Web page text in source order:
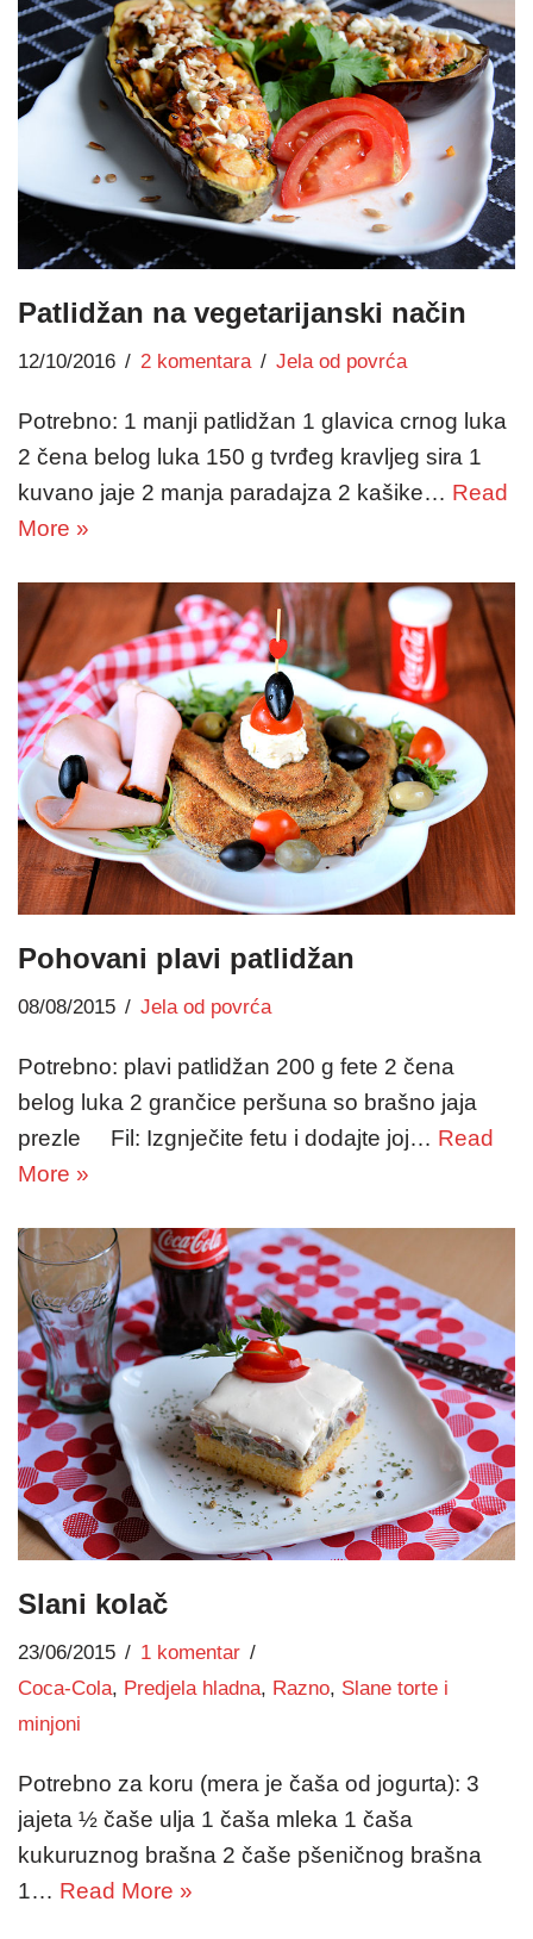
Patlidžan na vegetarijanski način
12/10/2016 2 komentara Jela od povrća
Potrebno: 1 manji patlidžan 1 glavica crnog luka
2 čena belog luka 150 g tvrđeg kravljeg sira 1
kuvano jaje 2 manja paradajza 2 kašike… Read
More »
Pohovani plavi patlidžan
08/08/2015 Jela od povrća
Potrebno: plavi patlidžan 200 g fete 2 čena
belog luka 2 grančice peršuna so brašno jaja
prezle Fil: Izgnječite fetu i dodajte joj… Read
More »
Slani kolač
23/06/2015
1 komentar
Coca-Cola, Predjela hladna, Razno, Slane torte i
minjoni
Potrebno za koru (mera je čaša od jogurta): 3
jajeta ½ čaše ulja 1 čaša mleka 1 čaša
kukuruznog brašna 2 čaše pšeničnog brašna
1… Read More »